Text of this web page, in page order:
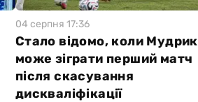
04 серпня 17:36
Стало відомо, коли Мудрик
може зіграти перший матч
після скасування
дискваліфікації